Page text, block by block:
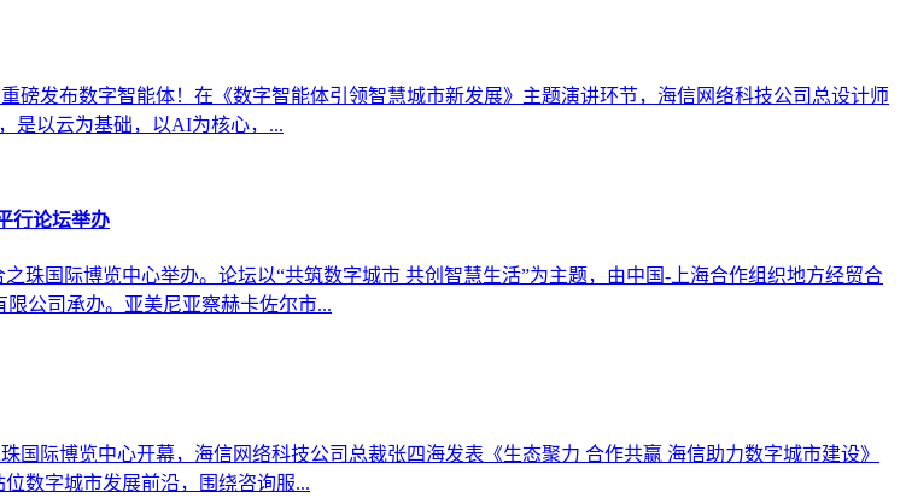
磅发布数字智能体！在《数字智能体引领智慧城市新发展》主题演讲环节，海信网络科技公司总设计师
是以云为基础，以AI为核心，...
行论坛举办
珠国际博览中心举办。论坛以“共筑数字城市 共创智慧生活”为主题，由中国-上海合作组织地方经贸合
公司承办。亚美尼亚察赫卡佐尔市...
际博览中心开幕，海信网络科技公司总裁张四海发表《生态聚力 合作共赢 海信助力数字城市建设》
数字城市发展前沿，围绕咨询服...